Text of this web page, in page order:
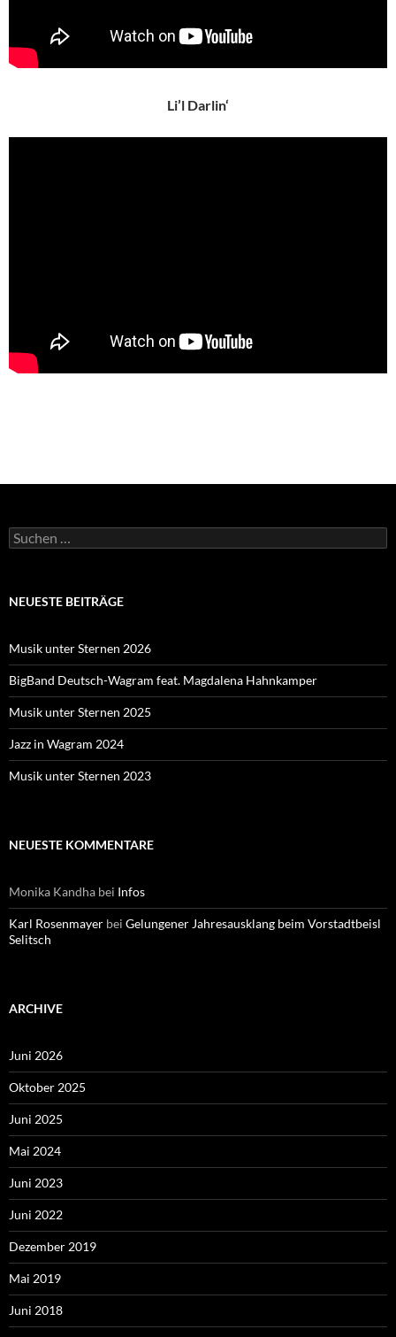
Li’l Darlin‘
Suche
nach:
NEUESTE BEITRÄGE
Musik unter Sternen 2026
BigBand Deutsch-Wagram feat. Magdalena Hahnkamper
Musik unter Sternen 2025
Jazz in Wagram 2024
Musik unter Sternen 2023
NEUESTE KOMMENTARE
Monika Kandha bei Infos
Karl Rosenmayer bei Gelungener Jahresausklang beim Vorstadtbeisl
Selitsch
ARCHIVE
Juni 2026
Oktober 2025
Juni 2025
Mai 2024
Juni 2023
Juni 2022
Dezember 2019
Mai 2019
Juni 2018